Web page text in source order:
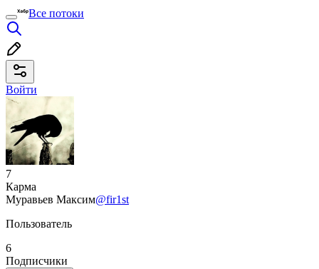
Все потоки
Войти
7
Карма
Муравьев Максим@fir1st
Пользователь
6
Подписчики